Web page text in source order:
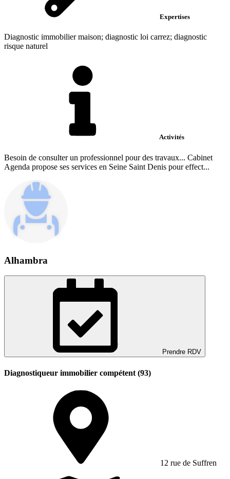
Expertises
Diagnostic immobilier maison; diagnostic loi carrez; diagnostic
risque naturel
Activités
Besoin de consulter un professionnel pour des travaux... Cabinet
Agenda propose ses services en Seine Saint Denis pour effect...
Alhambra
Prendre RDV
Diagnostiqueur immobilier compétent (93)
12 rue de Suffren